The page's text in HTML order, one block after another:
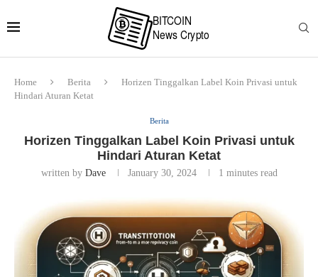
Home Berita
Horizen Tinggalkan Label Koin Privasi untuk
Hindari Aturan Ketat
Berita
Horizen Tinggalkan Label Koin Privasi untuk
Hindari Aturan Ketat
written by Dave January 30, 2024 1 minutes read